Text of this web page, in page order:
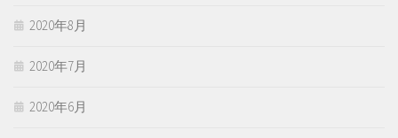
2020年8月
2020年7月
2020年6月